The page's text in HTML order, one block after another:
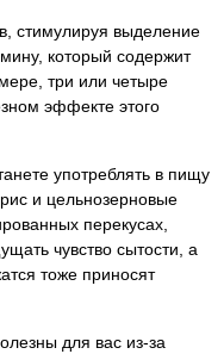
стимулируя выделение
который содержит
три или четыре
эффекте этого
употреблять в пищу
и цельнозерновые
перекусах,
чувство сытости, а
тоже приносят
для вас из-за